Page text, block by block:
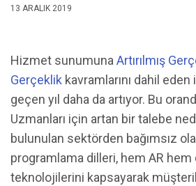
13 ARALIK 2019
Hizmet sunumunaArtırılmış
Gerçeklik kavramlarını dahil
geçen yıl daha da artıyor. Bu
Uzmanları için artan bir talebe
bulunulan sektörden bağımsız
programlama dilleri, hem AR hem
teknolojilerini kapsayarak